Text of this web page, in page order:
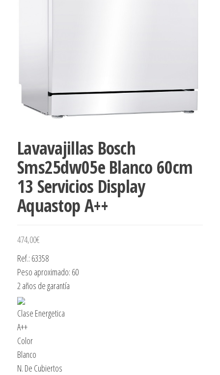
Lavavajillas Bosch
Sms25dw05e Blanco 60cm
13 Servicios Display
Aquastop A++
474,00€
Ref.: 63358
Peso aproximado: 60
2 años de garantía
Clase Energetica
A++
Color
Blanco
N. De Cubiertos